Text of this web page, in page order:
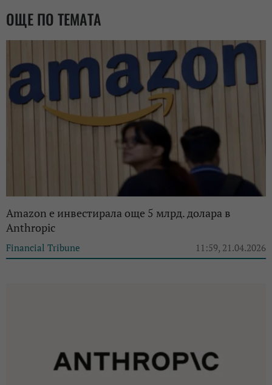
ОЩЕ ПО ТЕМАТА
Amazon е инвестирала още 5 млрд. долара в
Anthropic
Financial Tribune 11:59, 21.04.2026